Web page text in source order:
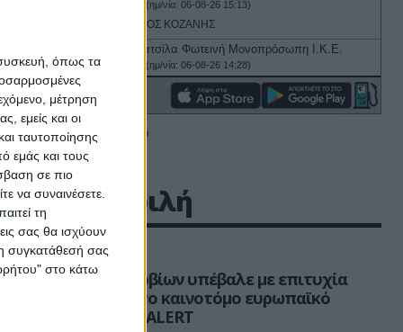
όπως τα
μέτρηση
εμείς και οι
ταυτοποίησης
εμάς και τους
σε πιο
να συναινέσετε.
τη
σας θα ισχύουν
συγκατάθεσή σας
στο κάτω
Δημοφιλή
Δήμος Σερβίων
Ο Δήμος Σερβίων υπέβαλε με επιτυχία
πρόταση στο καινοτόμο ευρωπαϊκό
πρόγραμμα ALERT